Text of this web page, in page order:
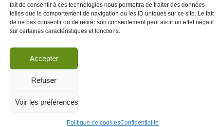
fait de consentir à ces technologies nous permettra de traiter des données
telles que le comportement de navigation ou les ID uniques sur ce site. Le fait
de ne pas consentir ou de retirer son consentement peut avoir un effet négatif
sur certaines caractéristiques et fonctions.
Accepter
Refuser
Voir les préférences
Politique de cookiesConfidentialité